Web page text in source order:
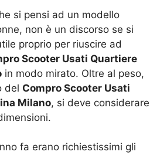
si pensi ad un modello
non è un discorso se si
proprio per riuscire ad
Scooter Usati Quartiere
in modo mirato. Oltre al peso,
del Compro Scooter Usati
Milano, si deve considerare
fa erano richiestissimi gli